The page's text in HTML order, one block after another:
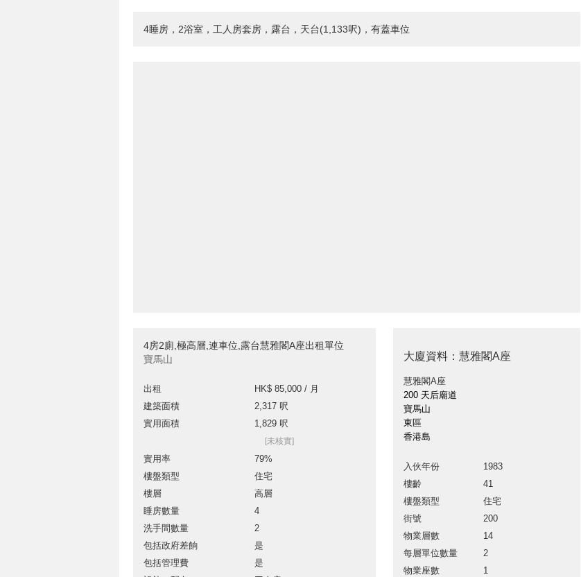
4睡房，2浴室，工人房套房，露台，天台(1,133呎)，有蓋車位
4房2廁,極高層,連車位,露台慧雅閣A座出租單位
寶馬山
出租
HK$ 85,000 / 月
建築面積
2,317 呎
實用面積
1,829 呎
[未核實]
實用率
79%
樓盤類型
住宅
樓層
高層
睡房數量
4
洗手間數量
2
包括政府差餉
是
包括管理費
是
大廈資料：慧雅閣A座
慧雅閣A座
200 天后廟道
寶馬山
東區
香港島
入伙年份
1983
樓齡
41
樓盤類型
住宅
街號
200
物業層數
14
每層單位數量
2
物業座數
1